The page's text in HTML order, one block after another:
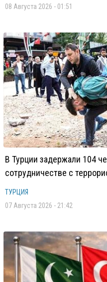
08 Августа 2026 - 01:51
В Турции задержали 104
сотрудничестве с
ТУРЦИЯ
07 Августа 2026 - 21:42